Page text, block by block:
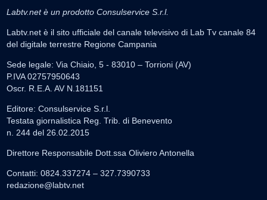
Labtv.net è un prodotto Consulservice S.r.l.
Labtv.net è il sito ufficiale del canale televisivo di Lab Tv canale 84
del digitale terrestre Regione Campania
Sede legale: Via Chiaio, 5 - 83010 – Torrioni (AV)
P.IVA 02757950643
Oscr. R.E.A. AV N.181151
Editore: Consulservice S.r.l.
Testata giornalistica Reg. Trib. di Benevento
n. 244 del 26.02.2015
Direttore Responsabile Dott.ssa Oliviero Antonella
Contatti: 0824.337274 – 327.7390733
redazione@labtv.net